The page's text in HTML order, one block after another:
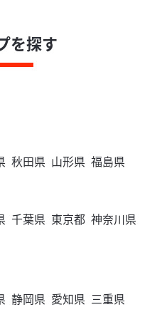
０２２年モデル サイドパ
ティングサービススター
ます。 ◆12...
COMPLETE-
HRC GROM Cup レギュレー
ません。 ※コンプリートで
AUTO HOUSE コロン
を探す
秋田県 山形県 福島県
千葉県 東京都 神奈川県
静岡県 愛知県 三重県